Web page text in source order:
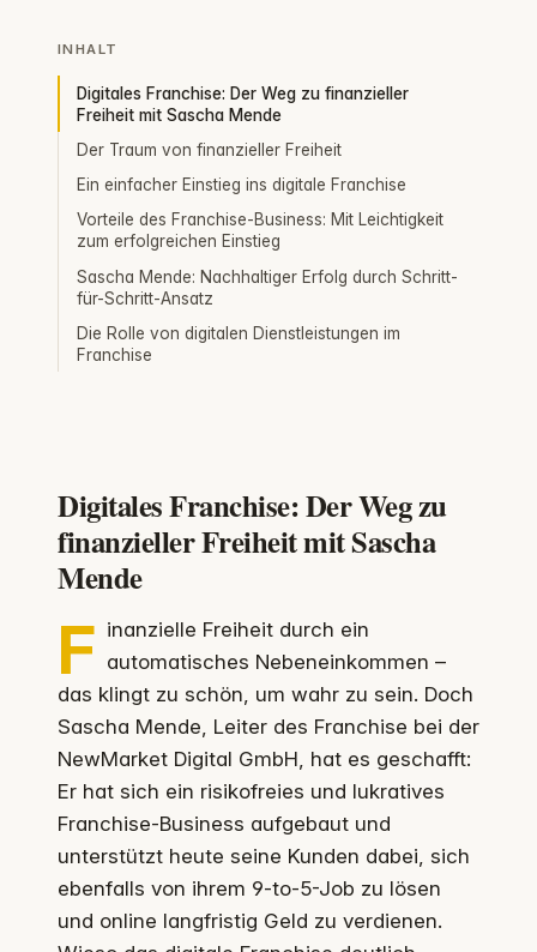
INHALT
Digitales Franchise: Der Weg zu finanzieller
Freiheit mit Sascha Mende
Der Traum von finanzieller Freiheit
Ein einfacher Einstieg ins digitale Franchise
Vorteile des Franchise-Business: Mit Leichtigkeit
zum erfolgreichen Einstieg
Sascha Mende: Nachhaltiger Erfolg durch Schritt-
für-Schritt-Ansatz
Die Rolle von digitalen Dienstleistungen im
Franchise
Digitales Franchise: Der Weg zu
finanzieller Freiheit mit Sascha
Mende
F inanzielle Freiheit durch ein
automatisches Nebeneinkommen –
das klingt zu schön, um wahr zu sein. Doch
Sascha Mende, Leiter des Franchise bei der
NewMarket Digital GmbH, hat es geschafft:
Er hat sich ein risikofreies und lukratives
Franchise-Business aufgebaut und
unterstützt heute seine Kunden dabei, sich
ebenfalls von ihrem 9-to-5-Job zu lösen
und online langfristig Geld zu verdienen.